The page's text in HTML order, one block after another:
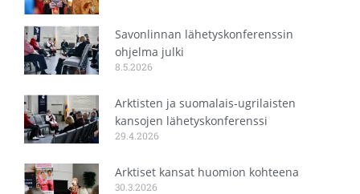
Savonlinnan lähetyskonferenssin
ohjelma julki
8.5.2026
Arktisten ja suomalais-ugrilaisten
kansojen lähetyskonferenssi
29.4.2026
Arktiset kansat huomion kohteena
30.3.2026